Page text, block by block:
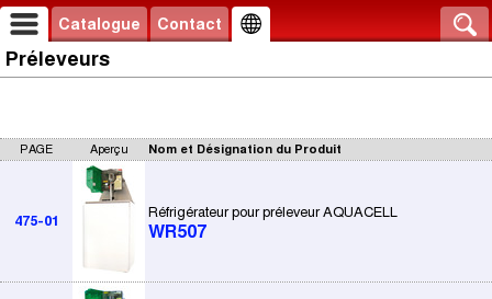
Catalogue Contact
Préleveurs
PAGE Aperçu Nom et Désignation du Produit
475-01
Réfrigérateur pour préleveur AQUACELL
WR507